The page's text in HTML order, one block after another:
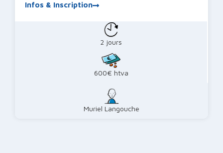
Infos & Inscription
2 jours
600€ htva
Muriel Langouche